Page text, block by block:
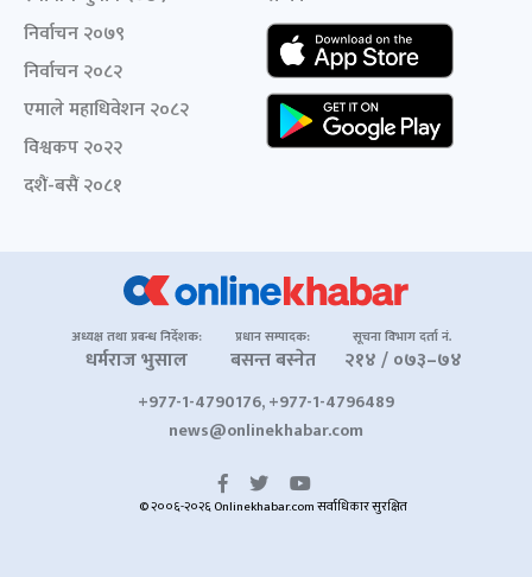
निर्वाचन २०७९
निर्वाचन २०८२
एमाले महाधिवेशन २०८२
विश्वकप २०२२
दशैं-बसैं २०८१
अध्यक्ष तथा प्रबन्ध निर्देशक:
धर्मराज भुसाल
प्रधान सम्पादक:
बसन्त बस्नेत
सूचना विभाग दर्ता नं.
२१४ / ०७३–७४
+977-1-4790176, +977-1-4796489
news@onlinekhabar.com
© २००६-२०२६ Onlinekhabar.com सर्वाधिकार सुरक्षित